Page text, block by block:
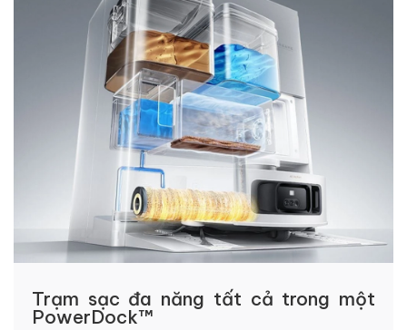
Trạm sạc đa năng tất cả trong một
PowerDock™